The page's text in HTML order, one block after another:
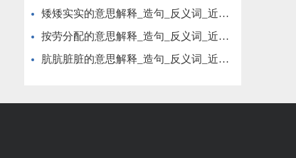
矮矮实实的意思解释_造句_反义词_近义词_成语故事
按劳分配的意思解释_造句_反义词_近义词_成语故事
肮肮脏脏的意思解释_造句_反义词_近义词_成语故事